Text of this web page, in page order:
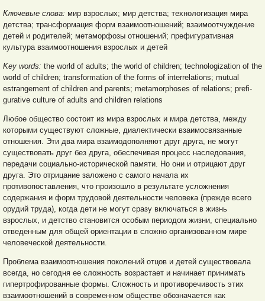
Ключевые слова: мир взрослых; мир детства; технологизация мира
детства; трансформация форм взаимоотношений; взаимоотчуждение
детей и родителей; метаморфозы отношений; префигуративная
культура взаимоотношения взрослых и детей
Key words: the world of adults; the world of children; technologization of the
world of children; transformation of the forms of interrelations; mutual
estrangement of children and parents; metamorphoses of relations; prefi-
gurative culture of adults and children relations
Любое общество состоит из мира взрослых и мира детства, между
которыми существуют сложные, диалектически взаимосвязанные
отношения. Эти два мира взаимодополняют друг друга, не могут
существовать друг без друга, обеспечивая процесс наследования,
передачи социально-исторической памяти. Но они и отрицают друг
друга. Это отрицание заложено с самого начала их
противопоставления, что произошло в результате усложнения
содержания и форм трудовой деятельности человека (прежде всего
орудий труда), когда дети не могут сразу включаться в жизнь
взрослых, и детство становится особым периодом жизни, специально
отведенным для общей ориентации в сложно организованном мире
человеческой деятельности.
Проблема взаимоотношения поколений отцов и детей существовала
всегда, но сегодня ее сложность возрастает и начинает принимать
гипертрофированные формы. Сложность и противоречивость этих
взаимоотношений в современном обществе обозначается как